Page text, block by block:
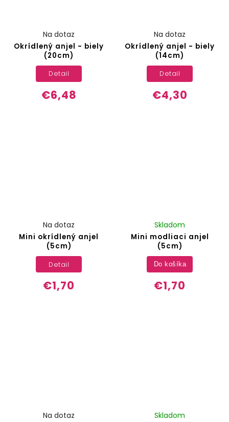
Okrídlený anjel - biely
(20cm)
Na dotaz
€6,48
Detail
Okrídlený anjel - biely
(14cm)
Na dotaz
€4,30
Detail
Mini okrídlený anjel
(5cm)
Na dotaz
€1,70
Detail
Mini modliaci anjel
(5cm)
Skladom
€1,70
Do košíka
Na dotaz Skladom